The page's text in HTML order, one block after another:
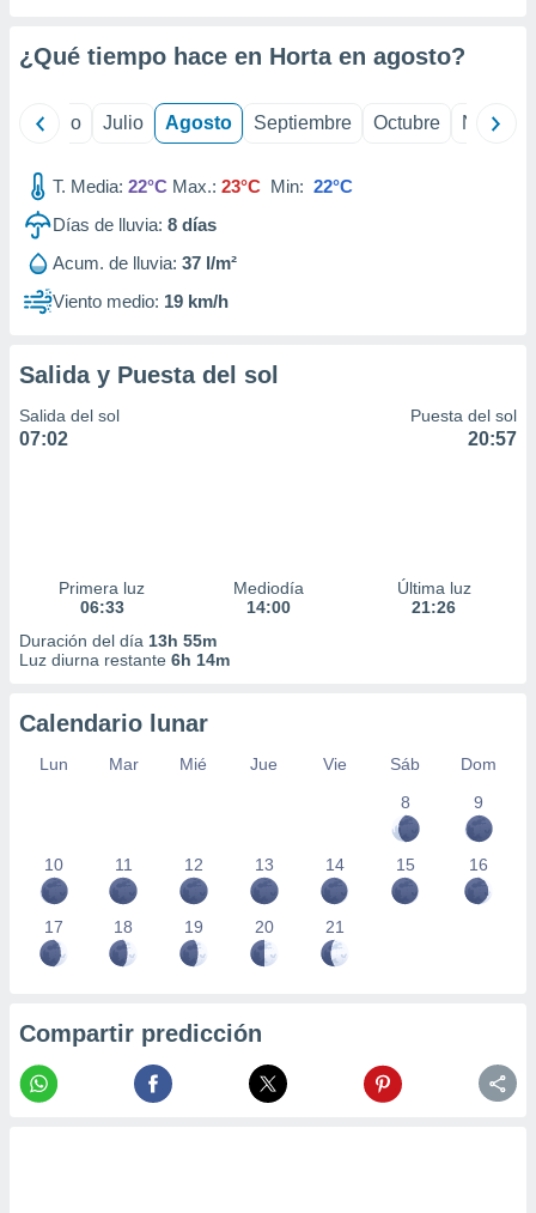
publicidad
de
¿Qué tiempo hace en Horta en agosto?
Junio Julio Agosto Septiembre Octubre
T. Media: 22°C Max.: 23°C Min: 22°C
Días de lluvia: 8 días
Acum. de lluvia: 37 l/m²
Viento medio: 19 km/h
Salida y Puesta del sol
Salida del sol
07:02
Puesta del sol
20:57
Primera luz
06:33
Mediodía
14:00
Última luz
21:26
Duración del día 13h 55m
Luz diurna restante 6h 14m
Calendario lunar
Lun Mar Mié Jue Vie Sáb
Dom
8
9
10 11 12 13 14 15 16
17 18 19 20 21
Compartir predicción